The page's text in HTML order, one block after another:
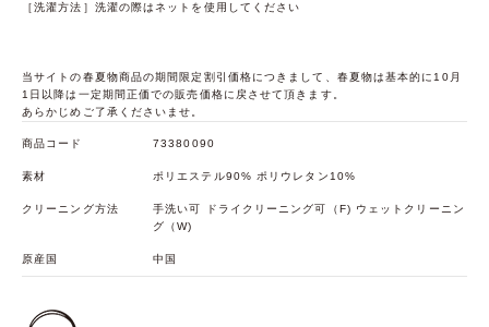
［洗濯方法］洗濯の際はネットを使用してください
当サイトの春夏物商品の期間限定割引価格につきまして、春夏物は基本的に10月
1日以降は一定期間正価での販売価格に戻させて頂きます。
あらかじめご了承くださいませ。
商品コード 73380090
素材 ポリエステル90% ポリウレタン10%
クリーニング方法
手洗い可 ドライクリーニング可（F) ウェットクリーニン
グ（W)
原産国 中国